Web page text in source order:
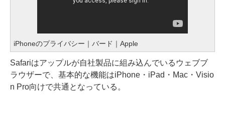
iPhoneのプライバシー｜バード｜Apple
Safariはアップルが自社製品に組み込んでいるウェブブ
ラウザーで、基本的な機能はiPhone・iPad・Mac・Visio
n Pro向けで共通となっている。